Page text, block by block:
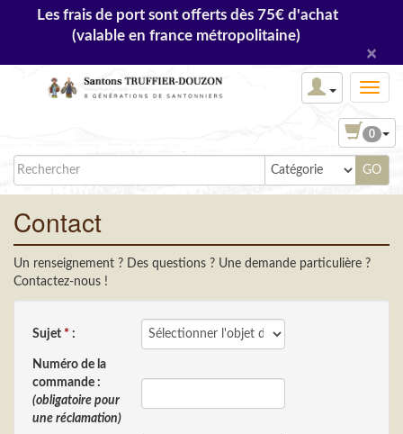
Les frais de port sont offerts dès 75€ d'achat
(valable en france métropolitaine)
×
0
Contact
Un renseignement ? Des questions ? Une demande particulière ?
Contactez-nous !
Sujet * :
Numéro de la
commande :
(obligatoire pour
une réclamation)